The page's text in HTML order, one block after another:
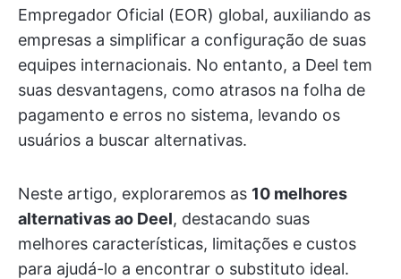
Empregador Oficial (EOR) global, auxiliando as
empresas a simplificar a configuração de suas
equipes internacionais. No entanto, a Deel tem
suas desvantagens, como atrasos na folha de
pagamento e erros no sistema, levando os
usuários a buscar alternativas.
Neste artigo, exploraremos as 10 melhores
alternativas ao Deel, destacando suas
melhores características, limitações e custos
para ajudá-lo a encontrar o substituto ideal.